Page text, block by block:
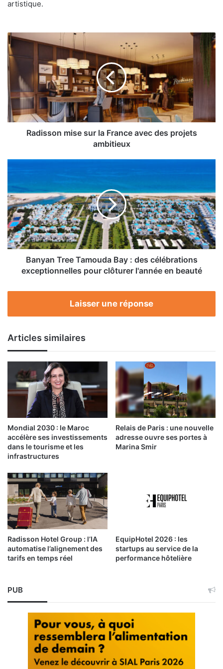
artistique.
Radisson
mise
sur
la
France
avec
des
projets
ambitieux
Radisson mise sur la France avec des projets
ambitieux
Tamouda
Bay
:
des
célébrations
exceptionnelles
pour
clôturer
l'année
beauté
Banyan Tree Tamouda Bay : des célébrations
exceptionnelles pour clôturer l'année en beauté
Laisser une réponse
Articles similaires
Mondial 2030 : le Maroc
accélère ses investissements
dans le tourisme et les
infrastructures
Relais de Paris : une nouvelle
adresse ouvre ses portes à
Marina Smir
Radisson Hotel Group : l’IA
automatise l’alignement des
tarifs en temps réel
EquipHotel 2026 : les
startups au service de la
performance hôtelière
PUB